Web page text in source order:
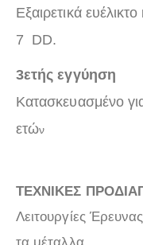
Εξαιρετικά
7 DD.
3ετής εγγύηση
Κατασκευασμένο
ετών
ΤΕΧΝΙΚΕΣ
Λειτουργίες